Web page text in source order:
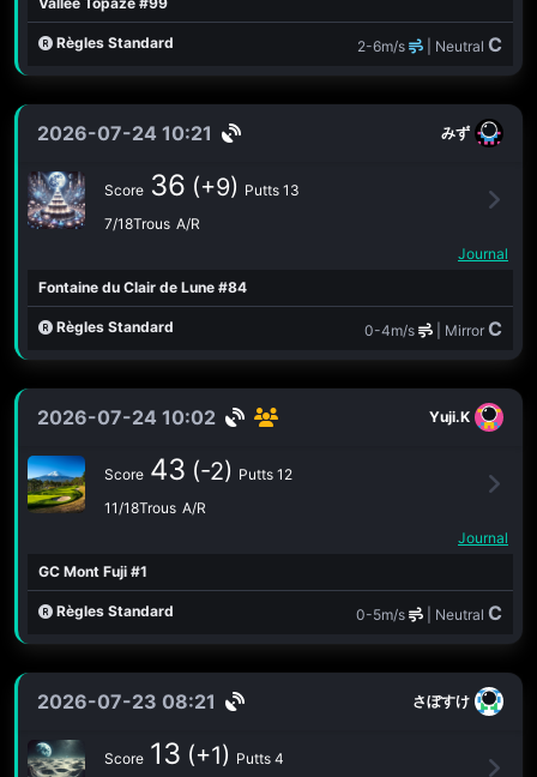
Règles Standard 2-6m/s | Neutral C
2026-07-24 10:21 みず
Score 36 (+9) Putts 13
7/18Trous A/R
Journal
Fontaine du Clair de Lune #84
Règles Standard 0-4m/s | Mirror C
2026-07-24 10:02 Yuji.K
Score 43 (-2) Putts 12
11/18Trous A/R
Journal
GC Mont Fuji #1
Règles Standard 0-5m/s | Neutral C
2026-07-23 08:21 さぼすけ
Score 13 (+1) Putts 4